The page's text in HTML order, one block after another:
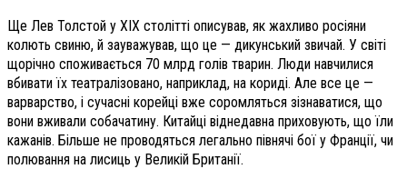
Ще Лев Толстой у XIX столітті описував, як жахливо росіяни
колють свиню, й зауважував, що це — дикунський звичай. У світі
щорічно споживається 70 млрд голів тварин. Люди навчилися
вбивати їх театралізовано, наприклад, на кориді. Але все це —
варварство, і сучасні корейці вже соромляться зізнаватися, що
вони вживали собачатину. Китайці віднедавна приховують, що їли
кажанів. Більше не проводяться легально півнячі бої у Франції, чи
полювання на лисиць у Великій Британії.